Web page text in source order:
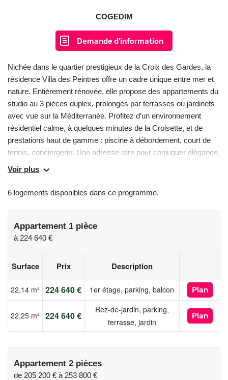
COGEDIM
Demande d'information
Nichée dans le quartier prestigieux de la Croix des Gardes, la
résidence Villa des Peintres offre un cadre unique entre mer et
nature. Entièrement rénovée, elle propose des appartements du
studio au 3 pièces duplex, prolongés par terrasses ou jardinets
avec vue sur la Méditerranée. Profitez d’un environnement
résidentiel calme, à quelques minutes de la Croisette, et de
prestations haut de gamme : piscine à débordement, court de
tennis, conciergerie. Une adresse rare pour conjuguer élégance,
confort et authenticité. En co-promotion avec Histoire &
sont disponibles sur le site Géorisques :
www.georisques.gouv.fr
Voir plus
6 logements disponibles dans ce programme.
Appartement 1 pièce
à 224 640 €
Surface Prix Description
22,14 m² 224 640 € 1er étage, parking, balcon Plan
22,25 m² 224 640 €
Rez-de-jardin, parking,
terrasse, jardin
Plan
Appartement 2 pièces
de 205 200 € à 253 800 €